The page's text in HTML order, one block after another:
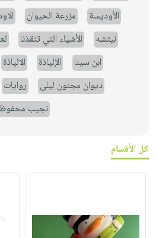
الأوديسة
مزرعة الحيوان
نيتشه
الأشياء التي تنقذنا
ابن سينا
الإلياذة الالياذة
ديوان مجنون ليلى
روايات
نجيب
كل الأقسام